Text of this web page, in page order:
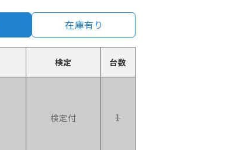
在庫有り
検定 台数
検定付 1